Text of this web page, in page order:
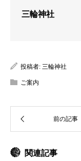
三輪神社
投稿者: 三輪神社
ご案内
関連記事